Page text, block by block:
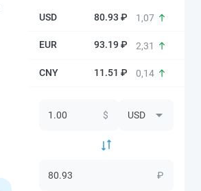
80.93 ₽ 1,07
93.19 ₽ 2,31
11.51 ₽ 0,14
$
₽